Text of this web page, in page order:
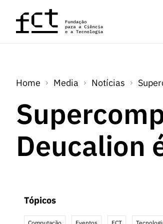
Saltar para o conteúdo principal
Home Media Notícias
Deucalion
Tópicos